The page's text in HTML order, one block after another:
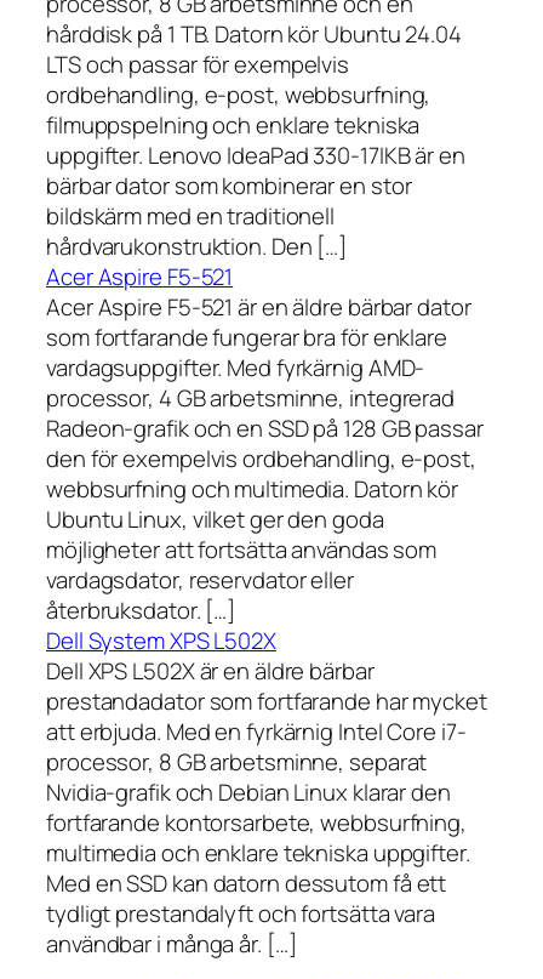
hårddisk på 1 TB. Datorn kör Ubuntu 24.04
LTS och passar för exempelvis
ordbehandling, e-post, webbsurfning,
filmuppspelning och enklare tekniska
uppgifter. Lenovo IdeaPad 330-17IKB är en
bärbar dator som kombinerar en stor
bildskärm med en traditionell
hårdvarukonstruktion. Den […]
Acer Aspire F5-521
Acer Aspire F5-521 är en äldre bärbar dator
som fortfarande fungerar bra för enklare
vardagsuppgifter. Med fyrkärnig AMD-
processor, 4 GB arbetsminne, integrerad
Radeon-grafik och en SSD på 128 GB passar
den för exempelvis ordbehandling, e-post,
webbsurfning och multimedia. Datorn kör
Ubuntu Linux, vilket ger den goda
möjligheter att fortsätta användas som
vardagsdator, reservdator eller
återbruksdator. […]
Dell System XPS L502X
Dell XPS L502X är en äldre bärbar
prestandadator som fortfarande har mycket
att erbjuda. Med en fyrkärnig Intel Core i7-
processor, 8 GB arbetsminne, separat
Nvidia-grafik och Debian Linux klarar den
fortfarande kontorsarbete, webbsurfning,
multimedia och enklare tekniska uppgifter.
Med en SSD kan datorn dessutom få ett
tydligt prestandalyft och fortsätta vara
användbar i många år. […]